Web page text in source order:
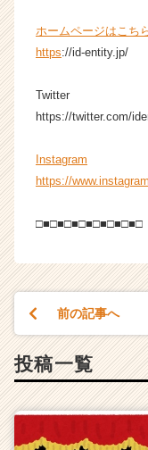
ホームページはこち
https://id-entity.jp/
Twitter
https://twitter.com/
Instagram
https://
□■□■□■□■□■□■□■□
前の記事へ
投稿一覧